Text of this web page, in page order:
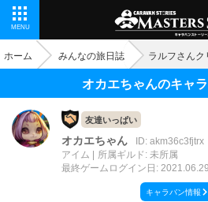
MENU
ホーム みんなの旅日誌 ラルフさんク
オカエちゃんのキャ
友達いっぱい
オカエちゃん
ID: akm36c3fjtrx
アイム
所属ギルド: 未所属
最終ゲームログイン日: 2021.06.29
キャラバン情報